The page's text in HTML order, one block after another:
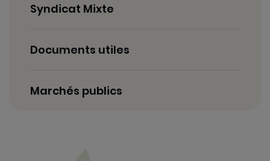
Syndicat Mixte
Documents utiles
Marchés publics